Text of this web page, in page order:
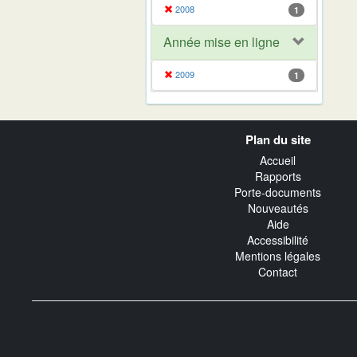
2008 1
Année mise en ligne
2009 1
Plan du site
Accueil
Rapports
Porte-documents
Nouveautés
Aide
Accessibilité
Mentions légales
Contact